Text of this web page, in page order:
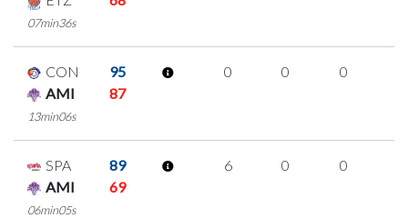
07min36s
CON
95
AMI
87
13min06s
0 0 0
SPA
89
AMI
69
06min05s
6 0 0